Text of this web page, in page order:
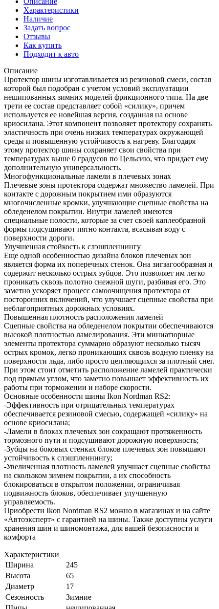
Характеристики
Наличие
Задать вопрос
Отзывы
Как купить
Подходит к авто
Описание
Протектор шины изготавливается из резиновой смеси, состав
которой был подобран с учетом условий эксплуатации
нешипованных зимних моделей фрикционного типа. На две
трети ее состав представляет собой «силику», причем
используется ее новейшая версия, созданная на основе
криосилана. Этот компонент позволяет протектору сохранять
эластичность при очень низких температурах окружающей
среды и повышенную устойчивость к нагреву. Благодаря
этому протектор шины сохраняет свои свойства при
температурах выше 0 градусов по Цельсию, что придает ему
дополнительную универсальность.
Многофункциональные ламели в плечевых зонах
Плечевые зоны протектора содержат множество ламелей. При
контакте с дорожным покрытием ими образуются
многочисленные кромки, улучшающие сцепные свойства на
обледенелом покрытии. Внутри ламелей имеются
специальные полости, которые за счет своей каплеобразной
формы подсушивают пятно контакта, всасывая воду с
поверхности дороги.
Улучшенная стойкость к слэшпленнингу
Еще одной особенностью дизайна блоков плечевых зон
является форма их поперечных стенок. Она зигзагообразная и
содержит несколько острых зубцов. Это позволяет им легко
проникать сквозь полотно снежной шуги, разбивая его. Это
заметно ускоряет процесс самоочищения протектора от
посторонних включений, что улучшает сцепные свойства при
неблагоприятных дорожных условиях.
Повышенная плотность расположения ламелей
Сцепные свойства на обледенелом покрытии обеспечиваются
высокой плотностью ламелирования. Эти миниатюрные
элементы протектора суммарно образуют несколько тысяч
острых кромок, легко проникающих сквозь водную пленку на
поверхности льда, либо просто цепляющихся за плотный снег.
При этом стоит отметить расположение ламелей практически
под прямым углом, что заметно повышает эффективность их
работы при торможении и наборе скорости.
Основные особенности шины Ikon Nordman RS2:
-Эффективность при отрицательных температурах
обеспечивается резиновой смесью, содержащей «силику» на
основе криосилана;
-Ламели в блоках плечевых зон сокращают протяженность
тормозного пути и подсушивают дорожную поверхность;
-Зубцы на боковых стенках блоков плечевых зон повышают
устойчивость к слэшпленнингу;
-Увеличенная плотность ламелей улучшает сцепные свойства
на скользком зимнем покрытии, а их способность
блокироваться в открытом положении, ограничивая
подвижность блоков, обеспечивает улучшенную
управляемость.
Приобрести Ikon Nordman RS2 можно в магазинах и на сайте
«Автоэксперт» с гарантией на шины. Также доступны услуги
хранения шин и шиномонтажа, для вашей безопасности и
комфорта
Характеристики
Ширина
245
Высота
65
Диаметр
17
Сезонность
Зимние